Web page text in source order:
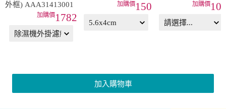
外框) AAA31413001
1782
150
加入購物車